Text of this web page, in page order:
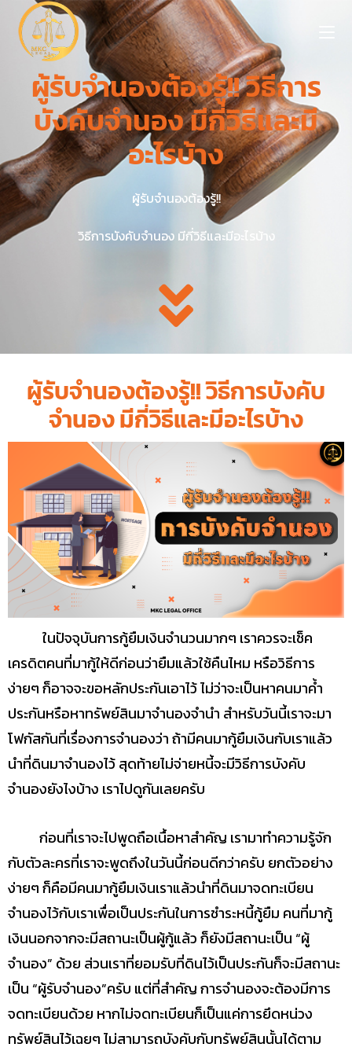
ผู้รับจำนองต้องรู้!! วิธีการ
บังคับจำนอง มีกี่วิธีและมี
อะไรบ้าง
ผู้รับจำนองต้องรู้!!
วิธีการบังคับจำนอง มีกี่วิธีและมีอะไรบ้าง
ผู้รับจำนองต้องรู้!! วิธีการบังคับ
จำนอง มีกี่วิธีและมีอะไรบ้าง
ในปัจจุบันการกู้ยืมเงินจำนวนมากๆ เราควรจะเช็ค
เครดิตคนที่มากู้ให้ดีก่อนว่ายืมแล้วใช้คืนไหม หรือวิธีการ
ง่ายๆ ก็อาจจะขอหลักประกันเอาไว้ ไม่ว่าจะเป็นหาคนมาค้ำ
ประกันหรือหาทรัพย์สินมาจำนองจำนำ สำหรับวันนี้เราจะมา
โฟกัสกันที่เรื่องการจำนองว่า ถ้ามีคนมากู้ยืมเงินกับเราแล้ว
นำที่ดินมาจำนองไว้ สุดท้ายไม่จ่ายหนี้จะมีวิธีการบังคับ
จำนองยังไงบ้าง เราไปดูกันเลยครับ
ก่อนที่เราจะไปพูดถือเนื้อหาสำคัญ เรามาทำความรู้จัก
กับตัวละครที่เราจะพูดถึงในวันนี้ก่อนดีกว่าครับ ยกตัวอย่าง
ง่ายๆ ก็คือมีคนมากู้ยืมเงินเราแล้วนำที่ดินมาจดทะเบียน
จำนองไว้กับเราเพื่อเป็นประกันในการชำระหนี้กู้ยืม คนที่มากู้
เงินนอกจากจะมีสถานะเป็นผู้กู้แล้ว ก็ยังมีสถานะเป็น “ผู้
จำนอง” ด้วย ส่วนเราที่ยอมรับที่ดินไว้เป็นประกันก็จะมีสถานะ
เป็น “ผู้รับจำนอง”ครับ แต่ที่สำคัญ การจำนองจะต้องมีการ
จดทะเบียนด้วย หากไม่จดทะเบียนก็เป็นแค่การยึดหน่วง
ทรัพย์สินไว้เฉยๆ ไม่สามารถบังคับกับทรัพย์สินนั้นได้ตาม